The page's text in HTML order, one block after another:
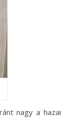
nagy a hazai